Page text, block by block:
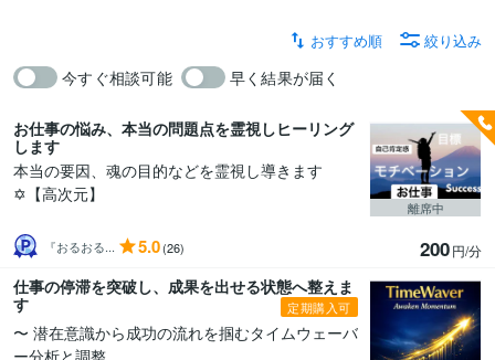
今すぐ相談可能 早く結果が届く
おすすめ順 絞り込み
お仕事の悩み、本当の問題点を霊視しヒーリング
します
本当の要因、魂の目的などを霊視し導きます
✡️【高次元】
『おるおる... 5.0(26) 200円/分
離席中
仕事の停滞を突破し、成果を出せる状態へ整えま
す
定期購入可
〜 潜在意識から成功の流れを掴むタイムウェーバ